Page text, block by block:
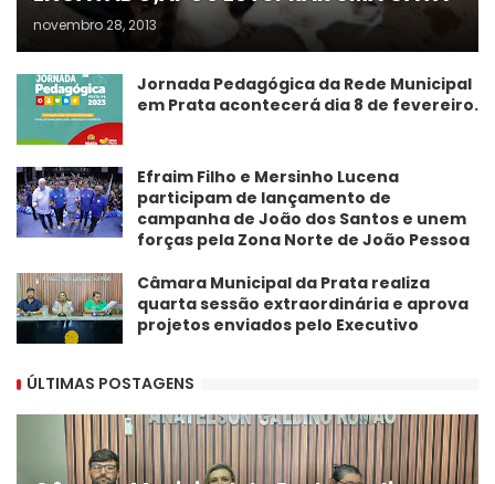
novembro 28, 2013
Jornada Pedagógica da Rede Municipal
em Prata acontecerá dia 8 de fevereiro.
Efraim Filho e Mersinho Lucena
participam de lançamento de
campanha de João dos Santos e unem
forças pela Zona Norte de João Pessoa
Câmara Municipal da Prata realiza
quarta sessão extraordinária e aprova
projetos enviados pelo Executivo
ÚLTIMAS POSTAGENS